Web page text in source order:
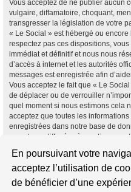
En poursuivant votre
acceptez l’utilisation de
de bénéficier d’une
Vous acceptez de ne publier aucun
vulgaire, diffamatoire, choquant,
transgresser la législation de votre
« Le Social » est hébergé ou
respectez pas ces dispositions,
immédiat et définitif et nous nous
d’accès à internet et les autorités
messages est enregistrée afin
Vous acceptez le fait que « Le
de déplacer ou de verrouiller
quel moment si nous estimons cela
acceptez que toutes les
enregistrées dans notre base de
seront pas diffusées à une tierce
Social », ni phpBB, ne pourront
tentative de piratage informatique